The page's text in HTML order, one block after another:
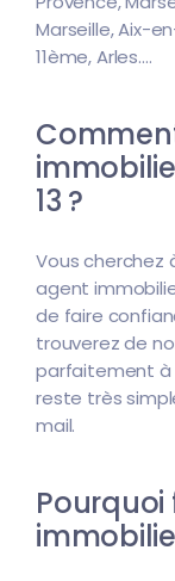
Marseille, Aix-
11ème, Arles....
13 ?
Vous cherchez
agent
de faire
trouverez de
parfaitement à
reste très
mail.